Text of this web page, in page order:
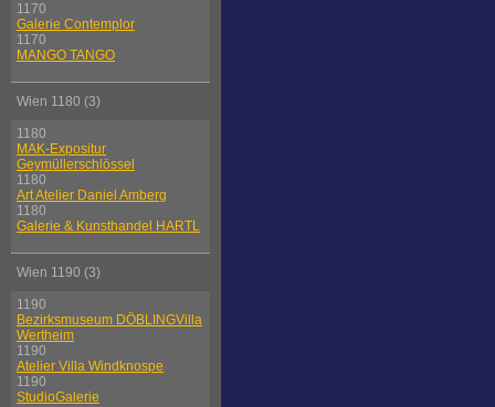
1170
Galerie Contemplor
1170
MANGO TANGO
Wien 1180 (3)
1180
MAK-Expositur
Geymüllerschlössel
1180
Art Atelier Daniel Amberg
1180
Galerie & Kunsthandel HARTL
Wien 1190 (3)
1190
Bezirksmuseum DÖBLINGVilla
Wertheim
1190
Atelier Villa Windknospe
1190
StudioGalerie